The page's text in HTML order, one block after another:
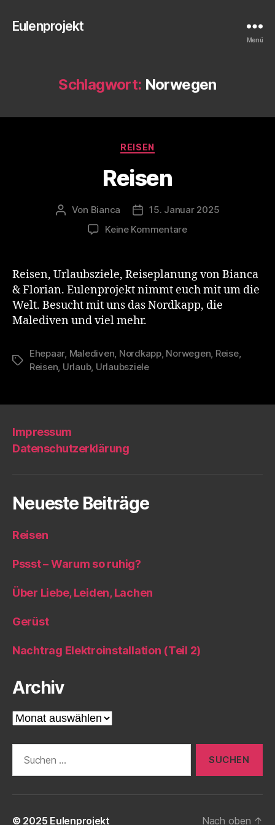
Eulenprojekt
Menü
Schlagwort: Norwegen
Kategorien
REISEN
Reisen
Beitragsautor
Von Bianca Veröffentlichungsdatum
15. Januar 2025
Keine Kommentarezu
Reisen, Urlaubsziele, Reiseplanung von Bianca
& Florian. Eulenprojekt nimmt euch mit um die
Welt. Besucht mit uns das Nordkapp, die
Malediven und viel mehr.
Schlagwörter
Ehepaar, Malediven Nordkapp, Norwegen Reise,
Reisen Urlaub, Urlaubsziele
Impressum
Datenschutzerklärung
Neueste Beiträge
Reisen
Pssst – Warum so ruhig?
Über Liebe, Leiden, Lachen
Gerüst
Nachtrag Elektroinstallation (Teil 2)
Archiv
Archiv
nach:
© 2025 Eulenprojekt Nach oben ↑